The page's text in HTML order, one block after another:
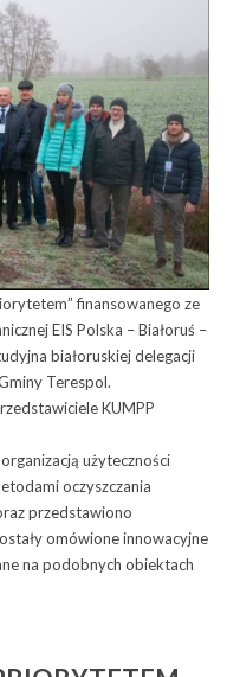
finansowanego ze
EIS Polska – Białoruś –
białoruskiej delegacji
Terespol.
KUMPP
użyteczności
oczyszczania
przedstawiono
omówione innowacyjne
na podobnych obiektach